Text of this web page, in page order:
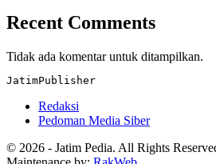
Recent Comments
Tidak ada komentar untuk ditampilkan.
JatimPublisher
Redaksi
Pedoman Media Siber
© 2026 - Jatim Pedia. All Rights